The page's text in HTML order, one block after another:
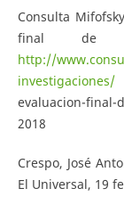
Consulta
final de
http://
investigaciones/
evaluacion-
2018
Crespo, José
El Universal, 19